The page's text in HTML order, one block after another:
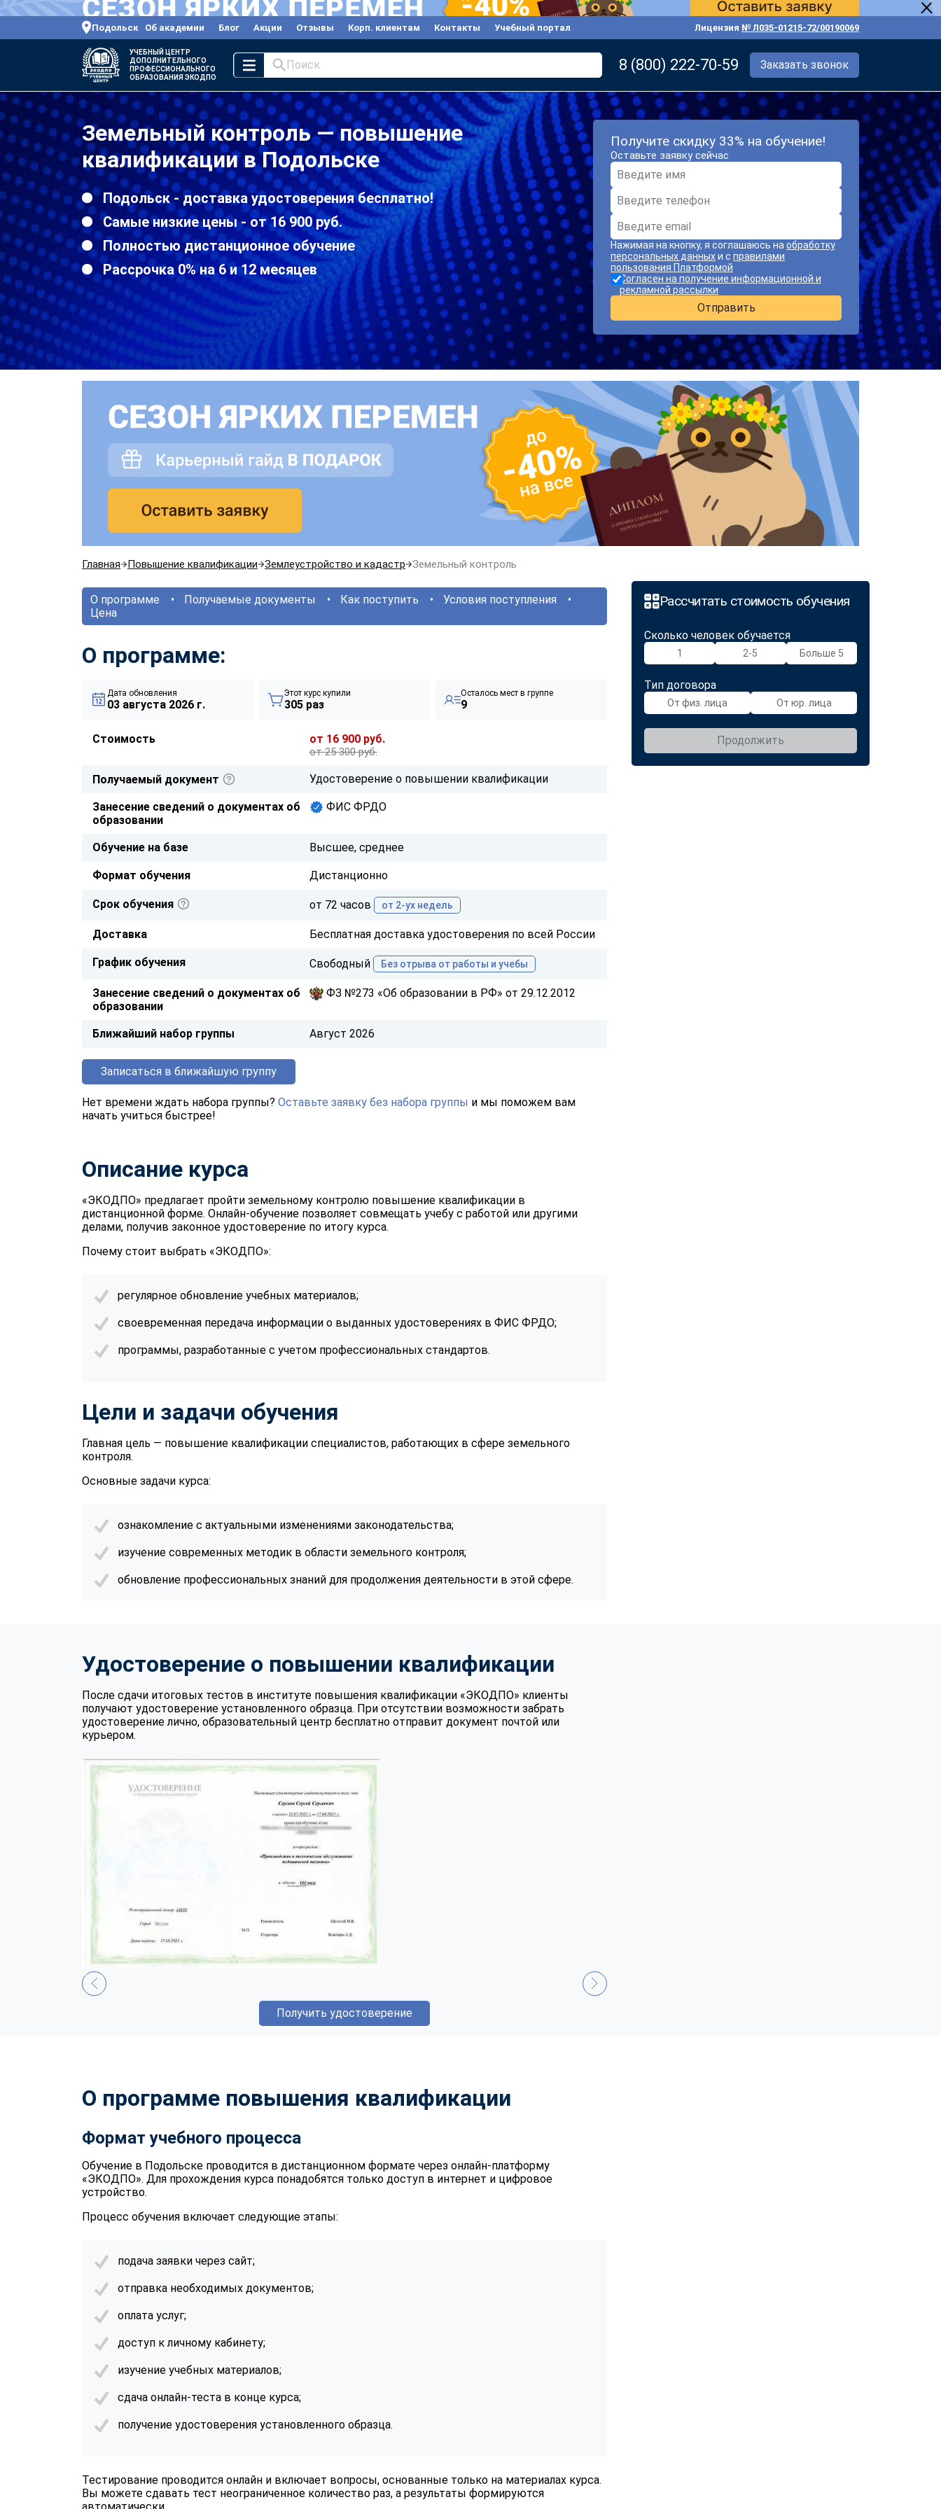
Подольск Об академии Блог Акции Отзывы Корп. клиентам Контакты Учебный портал Лицензия № Л035-01215-72/00190069
УЧЕБНЫЙ ЦЕНТР
ДОПОЛНИТЕЛЬНОГО
ПРОФЕССИОНАЛЬНОГО
ОБРАЗОВАНИЯ ЭКОДПО
Поиск 8 (800) 222-70-59 Заказать звонок
Земельный контроль — повышение
квалификации в Подольске
Подольск - доставка удостоверения бесплатно!
Самые низкие цены - от 16 900 руб.
Полностью дистанционное обучение
Рассрочка 0% на 6 и 12 месяцев
Получите скидку 33% на обучение!
Оставьте заявку сейчас
Нажимая на кнопку, я соглашаюсь на обработку
персональных данныхи с правилами
пользования Платформой
Согласен на получение информационной и
рекламной рассылки
Отправить
Главная Повышение квалификации Землеустройство и кадастр Земельный контроль
Рассчитать стоимость обучения
Сколько человек обучается
1 2-5 Больше 5
Тип договора
От физ. лица От юр. лица
Продолжить
О программе Получаемые документы Как поступить
Условия поступления
Цена
О программе:
Дата обновления
03 августа 2026 г.
Этот курс купили
305 раз
Осталось мест в группе
9
Стоимость от 16 900 руб.
от 25 300 руб.
Получаемый документ Удостоверение о повышении квалификации
Занесение сведений о документах об
образовании
ФИС ФРДО
Обучение на базе Высшее, среднее
Формат обучения Дистанционно
Срок обучения от 72 часов от 2-ух недель
Доставка Бесплатная доставка удостоверения по всей России
График обучения Свободный Без отрыва от работы и учебы
Занесение сведений о документах об
образовании
ФЗ №273 «Об образовании в РФ» от 29.12.2012
Ближайший набор группы Август 2026
Записаться в ближайшую группу
Нет времени ждать набора группы? Оставьте заявку без набора группы и мы поможем вам
начать учиться быстрее!
Описание курса
«ЭКОДПО» предлагает пройти земельному контролю повышение квалификации в
дистанционной форме. Онлайн-обучение позволяет совмещать учебу с работой или другими
делами, получив законное удостоверение по итогу курса.
Почему стоит выбрать «ЭКОДПО»:
регулярное обновление учебных материалов;
своевременная передача информации о выданных удостоверениях в ФИС ФРДО;
программы, разработанные с учетом профессиональных стандартов.
Цели и задачи обучения
Главная цель — повышение квалификации специалистов, работающих в сфере земельного
контроля.
Основные задачи курса:
ознакомление с актуальными изменениями законодательства;
изучение современных методик в области земельного контроля;
обновление профессиональных знаний для продолжения деятельности в этой сфере.
Удостоверение о повышении квалификации
После сдачи итоговых тестов в институте повышения квалификации «ЭКОДПО» клиенты
получают удостоверение установленного образца. При отсутствии возможности забрать
удостоверение лично, образовательный центр бесплатно отправит документ почтой или
курьером.
Получить удостоверение
О программе повышения квалификации
Формат учебного процесса
Обучение в Подольске проводится в дистанционном формате через онлайн-платформу
«ЭКОДПО». Для прохождения курса понадобятся только доступ в интернет и цифровое
устройство.
Процесс обучения включает следующие этапы:
подача заявки через сайт;
отправка необходимых документов;
оплата услуг;
доступ к личному кабинету;
изучение учебных материалов;
сдача онлайн-теста в конце курса;
получение удостоверения установленного образца.
Тестирование проводится онлайн и включает вопросы, основанные только на материалах курса.
Вы можете сдавать тест неограниченное количество раз, а результаты формируются